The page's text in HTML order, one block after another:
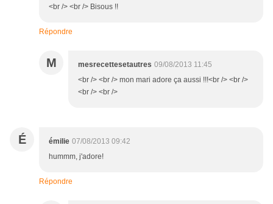
<br /> <br /> Bisous !!
Répondre
M mesrecettesetautres 09/08/2013 11:45
<br /> <br /> mon mari adore ça aussi !!!<br /> <br />
<br /> <br />
É émilie 07/08/2013 09:42
hummm, j'adore!
Répondre